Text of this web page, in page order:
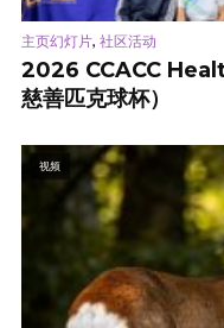
主页幻灯片, 社区活动
2026 CCACC
慈善匹克球杯）
视频